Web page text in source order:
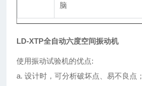
脑
LD-XTP全自动六度空间振动机
使用振动试验机的优点:
a. 设计时，可分析破坏点、易不良点；